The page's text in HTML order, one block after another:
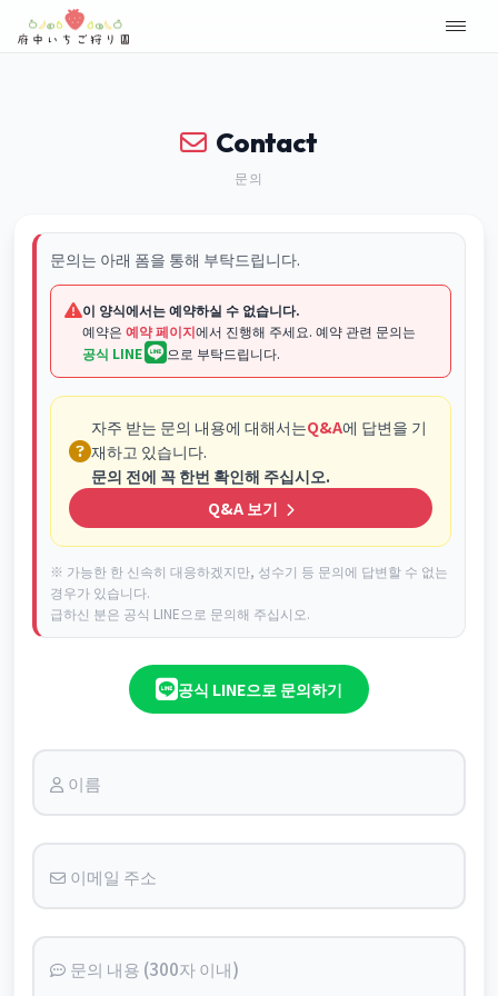
Contact
문의
문의는 아래 폼을 통해 부탁드립니다.
이 양식에서는 예약하실 수 없습니다.
예약은 예약 페이지에서 진행해 주세요. 예약 관련 문의는
공식 LINE
으로 부탁드립니다.
자주 받는 문의 내용에 대해서는Q&A에 답변을 기
재하고 있습니다.
문의 전에 꼭 한번 확인해 주십시오.
Q&A 보기
※ 가능한 한 신속히 대응하겠지만, 성수기 등 문의에 답변할 수 없는
경우가 있습니다.
급하신 분은 공식 LINE으로 문의해 주십시오.
공식 LINE으로 문의하기
이름
이메일 주소
문의 내용 (300자 이내)